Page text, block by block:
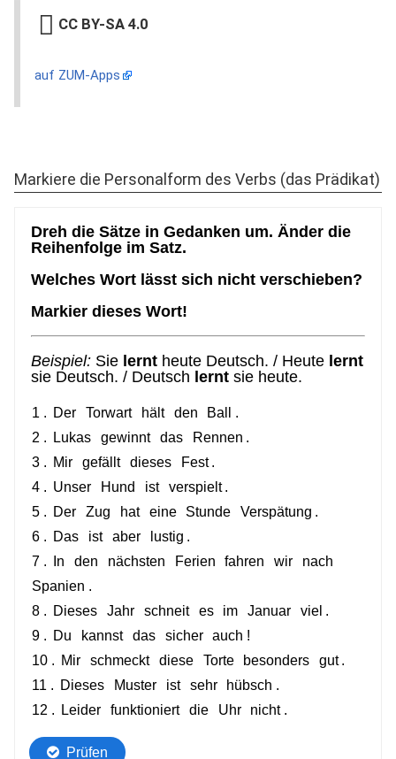
CC BY-SA 4.0
auf ZUM-Apps
Markiere die Personalform des Verbs (das Prädikat)